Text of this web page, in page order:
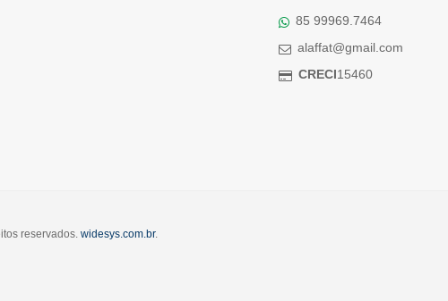
85 99969.7464
alaffat@gmail.com
CRECI15460
reservados. widesys.com.br.